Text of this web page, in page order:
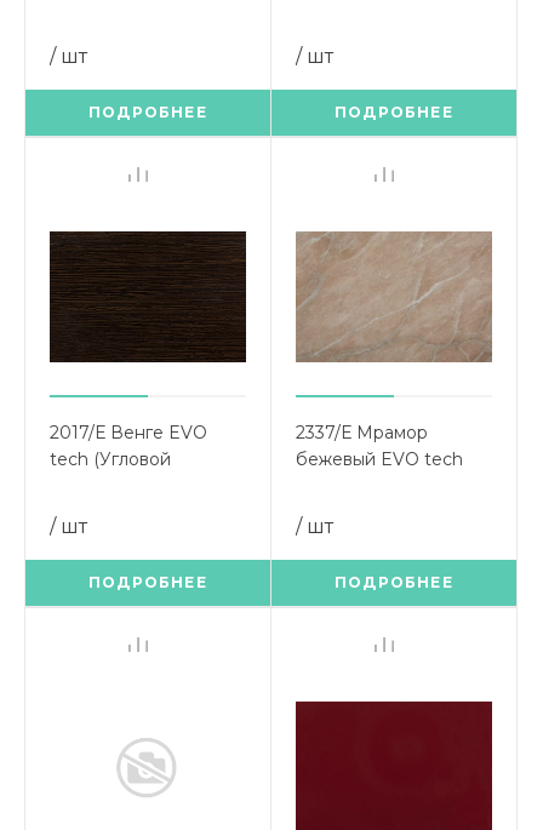
/ шт
ПОДРОБНЕЕ
/ шт
ПОДРОБНЕЕ
2017/Е Венге EVO
tech (Угловой
/ шт
ПОДРОБНЕЕ
2337/Е Мрамор
бежевый EVO tech
900х900) должны
довезти
/ шт
ПОДРОБНЕЕ